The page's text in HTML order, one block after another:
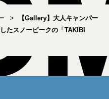
【Gallery】大人キャンパー
たスノーピークの「TAKIBI